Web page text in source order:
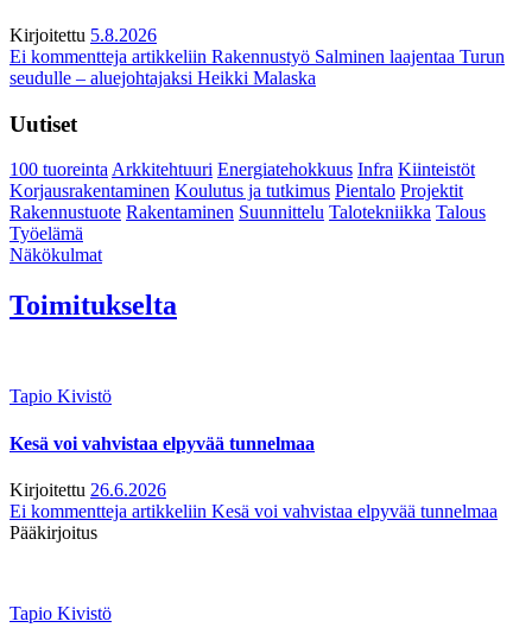
Kirjoitettu 5.8.2026
Ei kommentteja artikkeliin Rakennustyö Salminen laajentaa Turun
seudulle – aluejohtajaksi Heikki Malaska
Uutiset
100 tuoreintaArkkitehtuuri Energiatehokkuus Infra Kiinteistöt
Korjausrakentaminen Koulutus ja tutkimus Pientalo Projektit
Rakennustuote Rakentaminen Suunnittelu Talotekniikka Talous
Työelämä
Näkökulmat
Toimitukselta
Tapio Kivistö
Kesä voi vahvistaa elpyvää tunnelmaa
Kirjoitettu 26.6.2026
Ei kommentteja artikkeliin Kesä voi vahvistaa elpyvää tunnelmaa
Pääkirjoitus
Tapio Kivistö